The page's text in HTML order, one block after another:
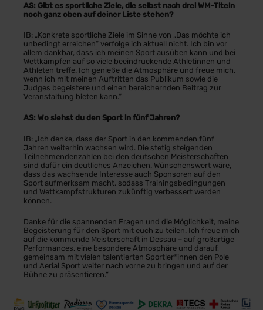
AS: Gibt es sportliche Ziele, die selbst nach drei WM-Titeln
noch ganz oben auf deiner Liste stehen?
IB: „Konkrete sportliche Ziele im Sinne von „Das möchte ich
unbedingt erreichen“ verfolge ich aktuell nicht. Ich bin vor
allem dankbar, dass ich meinen Sport ausüben kann und bei
Wettkämpfen auf so viele beeindruckende Athletinnen und
Athleten treffe. Ich genieße die Atmosphäre und freue mich,
wenn ich mit meinen Auftritten das Publikum sowie die
Judges begeistere und einen bereichernden Beitrag zur
Veranstaltung bieten kann.“
AS: Wo siehst du den Sport in fünf Jahren?
IB: „Ich denke, dass der Sport in den kommenden fünf
Jahren weiterhin wachsen wird. Die stetig steigenden
Teilnehmendenzahlen bei den deutschen Meisterschaften
sind dafür ein deutliches Anzeichen. Wünschenswert wäre,
dass das wachsende Interesse auch Sponsoren auf den
Sport aufmerksam macht, sodass Trainingsbedingungen
und Wettkampfstrukturen zukünftig verbessert werden
können.
Danke für die spannenden Fragen und die Möglichkeit, meine
Begeisterung für den Sport mit euch zu teilen. Ich freue mich
auf die kommende Meisterschaft in Dessau – auf großartige
Performances, eine besondere Atmosphäre und darauf,
gemeinsam mit vielen talentierten Sportler*innen den Pole
und Aerial Sport weiter nach vorne zu bringen und auf der
Bühne zu präsentieren.“